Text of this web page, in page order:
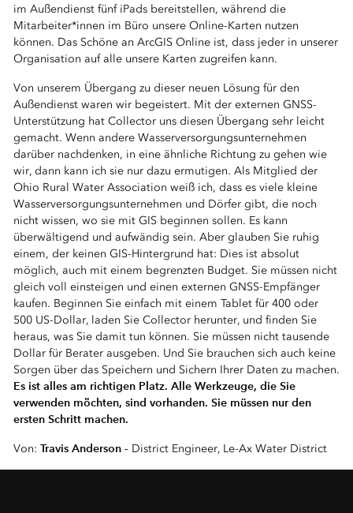
im Außendienst fünf iPads bereitstellen, während die
Mitarbeiter*innen im Büro unsere Online-Karten nutzen
können. Das Schöne an ArcGIS Online ist, dass jeder in unserer
Organisation auf alle unsere Karten zugreifen kann.
Von unserem Übergang zu dieser neuen Lösung für den
Außendienst waren wir begeistert. Mit der externen GNSS-
Unterstützung hat Collector uns diesen Übergang sehr leicht
gemacht. Wenn andere Wasserversorgungsunternehmen
darüber nachdenken, in eine ähnliche Richtung zu gehen wie
wir, dann kann ich sie nur dazu ermutigen. Als Mitglied der
Ohio Rural Water Association weiß ich, dass es viele kleine
Wasserversorgungsunternehmen und Dörfer gibt, die noch
nicht wissen, wo sie mit GIS beginnen sollen. Es kann
überwältigend und aufwändig sein. Aber glauben Sie ruhig
einem, der keinen GIS-Hintergrund hat: Dies ist absolut
möglich, auch mit einem begrenzten Budget. Sie müssen nicht
gleich voll einsteigen und einen externen GNSS-Empfänger
kaufen. Beginnen Sie einfach mit einem Tablet für 400 oder
500 US-Dollar, laden Sie Collector herunter, und finden Sie
heraus, was Sie damit tun können. Sie müssen nicht tausende
Dollar für Berater ausgeben. Und Sie brauchen sich auch keine
Sorgen über das Speichern und Sichern Ihrer Daten zu machen.
Es ist alles am richtigen Platz. Alle Werkzeuge, die Sie
verwenden möchten, sind vorhanden. Sie müssen nur den
ersten Schritt machen.
Von: Travis Anderson - District Engineer, Le-Ax Water District